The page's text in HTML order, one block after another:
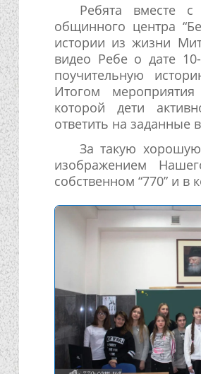
Ребята вместе
общинного центра
истории из жизни
видео Ребе о дате
поучительную
Итогом
которой дети
ответить на заданные
За такую
изображением
собственном “770” и